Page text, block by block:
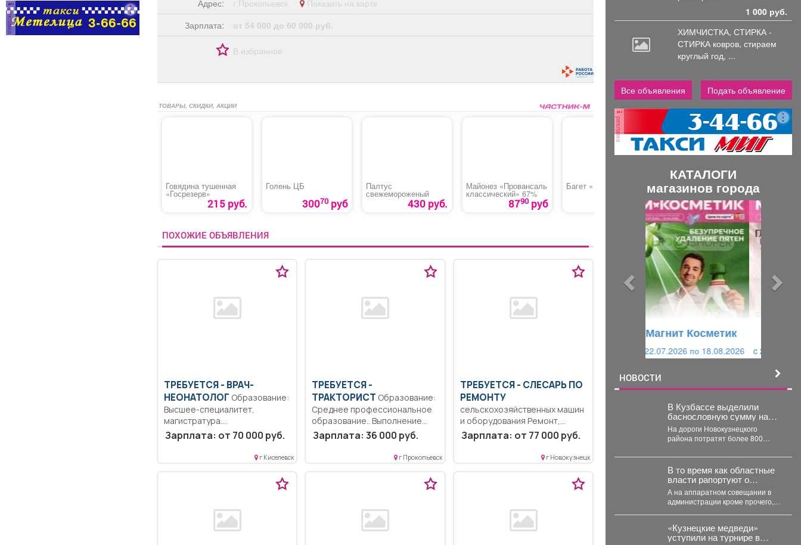
реклама
Адрес:
г Прокопьевск
Показать на карте
Зарплата:
от 54 000 до 60 000 руб.
В избранное
ТОВАРЫ, СКИДКИ, АКЦИИ
Говядина тушенная
«Госрезерв»
215 руб.
Голень ЦБ
30070руб
Палтус
свежемороженый
430 руб.
Майонез «Провансаль
классический» 67%
8790руб
Багет «Зерновой»
69 руб.
Ботокс для
восстановления
структуры волос
1000 руб.
ПОХОЖИЕ ОБЪЯВЛЕНИЯ
ТРЕБУЕТСЯ - ВРАЧ-
НЕОНАТОЛОГ
Высшее-специалитет,
магистратура.
Ответственность.
Коммуникабельность.
Дисциплинированность..
Выполнение должностных
Зарплата: от 70 000 руб.
г Киселевск
ТРЕБУЕТСЯ -
ТРАКТОРИСТ
Среднее профессиональное
образование.. Выполнение
должностных обязанностей,
согласно инструкции...
Зарплата: 36 000 руб.
г Прокопьевск
ТРЕБУЕТСЯ - СЛЕСАРЬ ПО
РЕМОНТУ
сельскохозяйственных машин
и оборудования Ремонт,
сборка, регулировка,
демонтаж, монтаж узлов...
Зарплата: от 77 000 руб.
г Новокузнецк
1 000 руб.
ХИМЧИСТКА, СТИРКА -
СТИРКА ковров, стираем
круглый год, ...
Все объявления Подать объявление
реклама
КАТАЛОГИ
магазинов города
Магнит Косметик
c 29.07.2026 по 25.08.2026
НОВОСТИ
В Кузбассе выделили
баснословную сумму на
вечную проблему: 826 млн
на ремонт
На дороги Новокузнецкого
района потратят более 800
районе в ближайшие два...
В то время как областные
власти рапортуют о
стабилизации с топливом в
Кузбассе, пожарные
предупреждают тех, кто
перестраховался и набрал
бензина и дизтоплива
впрок.
А на аппаратном совещании в
администрации кроме прочего,
«Кузнецкие медведи»
уступили на турнире в